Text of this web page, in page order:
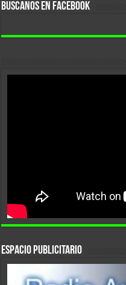
BUSCANOS EN FACEBOOK
ESPACIO PUBLICITARIO